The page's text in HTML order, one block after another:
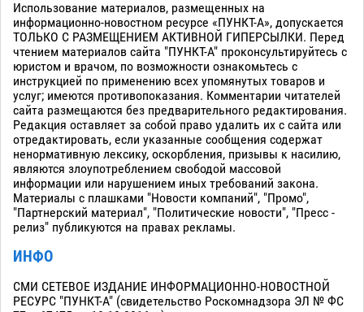
Использование материалов, размещенных на
информационно-новостном ресурсе «ПУНКТ-А», допускается
ТОЛЬКО С РАЗМЕЩЕНИЕМ АКТИВНОЙ ГИПЕРСЫЛКИ. Перед
чтением материалов сайта "ПУНКТ-А" проконсультируйтесь с
юристом и врачом, по возможности ознакомьтесь с
инструкцией по применению всех упомянутых товаров и
услуг; имеются противопоказания. Комментарии читателей
сайта размещаются без предварительного редактирования.
Редакция оставляет за собой право удалить их с сайта или
отредактировать, если указанные сообщения содержат
ненормативную лексику, оскорбления, призывы к насилию,
являются злоупотреблением свободой массовой
информации или нарушением иных требований закона.
Материалы с плашками "Новости компаний", "Промо",
"Партнерский материал", "Политические новости", "Пресс -
релиз" публикуются на правах рекламы.
ИНФО
СМИ СЕТЕВОЕ ИЗДАНИЕ ИНФОРМАЦИОННО-НОВОСТНОЙ
РЕСУРС "ПУНКТ-А" (свидетельство Роскомнадзора ЭЛ № ФС